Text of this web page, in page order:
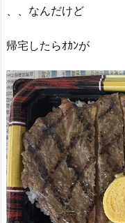
、、なんだけど
帰宅したらｵｶﾝが